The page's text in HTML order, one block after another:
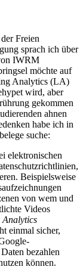
Freien
sprach ich über
IWRM
möchte auf
Analytics (LA)
wird, aber
gekommen
ahnen
habe ich in
suche:
elektronischen
Beispielsweise
von wem und
Videos
Analytics
einmal sicher,
bezahlen
können.